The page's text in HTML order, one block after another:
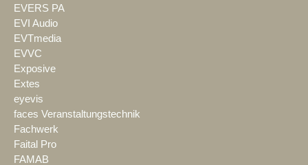
EVERS PA
EVI Audio
EVTmedia
EVVC
Exposive
Extes
eyevis
faces Veranstaltungstechnik
Fachwerk
Faital Pro
FAMAB